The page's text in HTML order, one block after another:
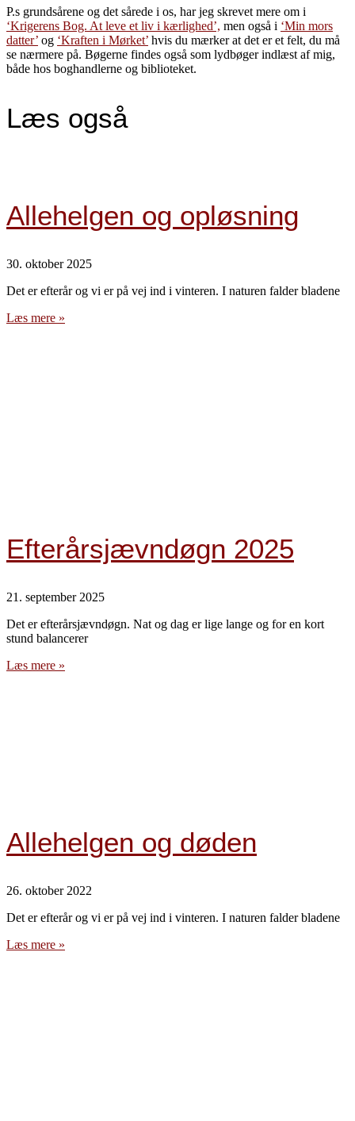
P.s grundsårene og det sårede i os, har jeg skrevet mere om i
‘Krigerens Bog. At leve et liv i kærlighed’, men også i ‘Min mors
datter’ og ‘Kraften i Mørket’ hvis du mærker at det er et felt, du må
se nærmere på. Bøgerne findes også som lydbøger indlæst af mig,
både hos boghandlerne og biblioteket.
Læs også
Allehelgen og opløsning
30. oktober 2025
Det er efterår og vi er på vej ind i vinteren. I naturen falder bladene
Læs mere »
Efterårsjævndøgn 2025
21. september 2025
Det er efterårsjævndøgn. Nat og dag er lige lange og for en kort
stund balancerer
Læs mere »
Allehelgen og døden
26. oktober 2022
Det er efterår og vi er på vej ind i vinteren. I naturen falder bladene
Læs mere »